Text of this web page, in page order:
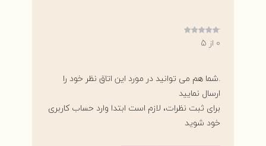
0 از 5
.شما هم می توانید در مورد این اتاق نظر خود را
ارسال نمایید
برای ثبت نظرات، لازم است ابتدا وارد حساب کاربری
خود شوید